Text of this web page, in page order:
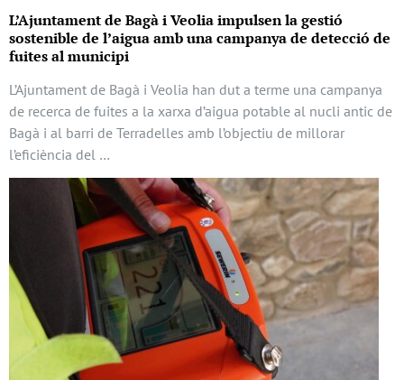
L’Ajuntament de Bagà i Veolia impulsen la gestió
sostenible de l’aigua amb una campanya de detecció de
fuites al municipi
L’Ajuntament de Bagà i Veolia han dut a terme una campanya
de recerca de fuites a la xarxa d’aigua potable al nucli antic de
Bagà i al barri de Terradelles amb l’objectiu de millorar
l’eficiència del …